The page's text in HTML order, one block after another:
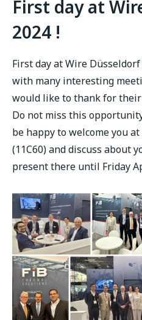
First day at
2024 !
First day at Wire Düsseldorf
with many interesting
would like to thank for
Do not miss this
be happy to welcome you
(11C60) and discuss about
present there until Friday